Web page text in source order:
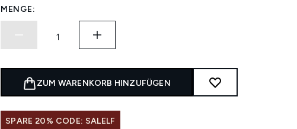
MENGE:
ZUM WARENKORB HINZUFÜGEN
SPARE 20% CODE: SALELF